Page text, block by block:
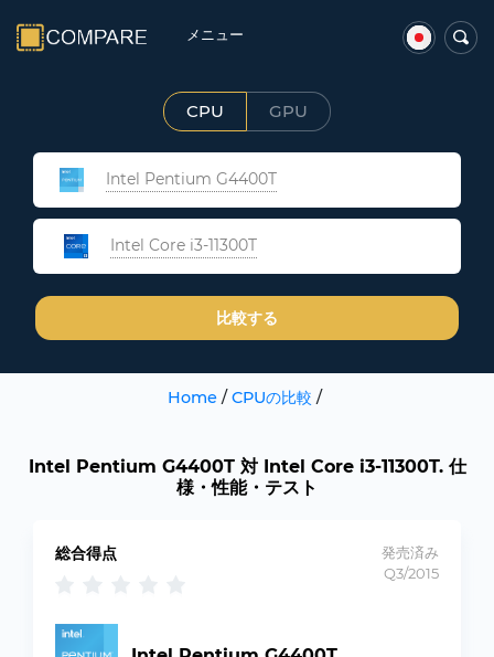
メニュー
CPU GPU
Intel Pentium G4400T
Intel Core i3-11300T
比較する
Home / CPUの比較 /
Intel Pentium G4400T 対 Intel Core i3-11300T. 仕
様・性能・テスト
総合得点
発売済み
Q3/2015